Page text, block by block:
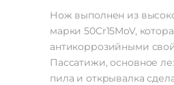
Нож выполнен из
марки 50Cr15MoV,
антикоррозийными
Пассатижи, основное
пила и открывалка